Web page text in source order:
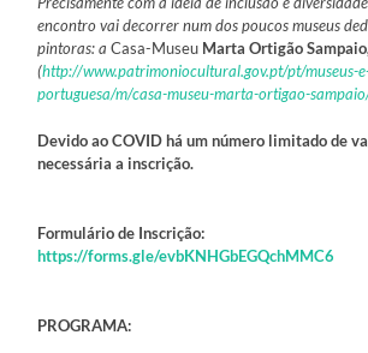
encontro vai decorrer num dos poucos museus
pintoras: aCasa-Museu Marta Ortigão Sampaio
(http://www.patrimoniocultural.gov.pt/pt/museus-
portuguesa/m/casa-museu-marta-ortigao-
Devido ao COVID há um número limitado de
necessária a inscrição.
Formulário de Inscrição:
https://forms.gle/evbKNHGbEGQchMMC6
PROGRAMA: